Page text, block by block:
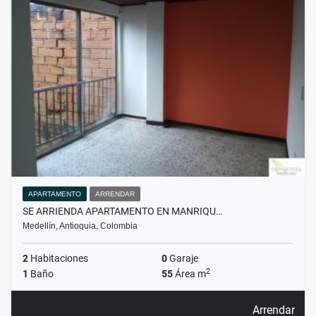
APARTAMENTO ARRENDAR
SE ARRIENDA APARTAMENTO EN MANRIQU…
Medellín, Antioquia, Colombia
2 Habitaciones 0Garaje
1 Baño 55Área m2
Arrendar